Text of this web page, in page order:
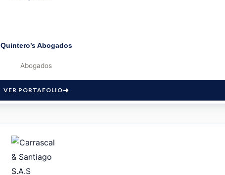
Quintero’s Abogados
Abogados
VER PORTAFOLIO